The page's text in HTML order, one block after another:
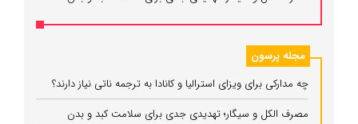
مجله پرسون
چه مدارکی برای ویزای استرالیا و کانادا به ترجمه ناتی نیاز دارند؟
مصرف الکل و سیگار؛ تهدیدی جدی برای سلامت کبد و بدن